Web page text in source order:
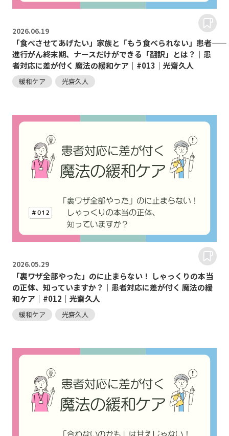
2026.06.19
「食べさせてあげたい」家族と「もう食べられない」患者――
進行がん終末期、ナースだけができる「翻訳」とは？｜患
者対応に差が付く 魔法の緩和ケア｜#013｜光齋久人
緩和ケア 光齋久人
2026.05.29
「裏ワザ全部やった」のに止まらない！ しゃっくりの本当
の正体、知っていますか？｜患者対応に差が付く 魔法の緩
和ケア｜#012｜光齋久人
緩和ケア 光齋久人